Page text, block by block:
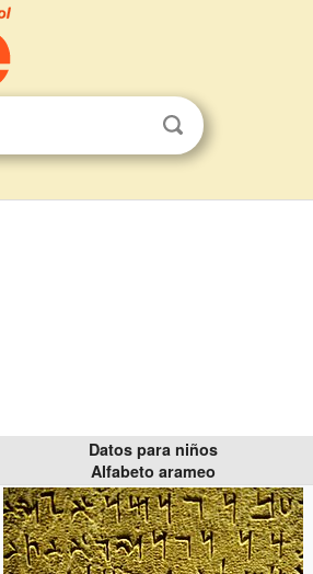
Datos para niños
Alfabeto arameo